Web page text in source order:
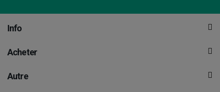
Info
Acheter
Autre